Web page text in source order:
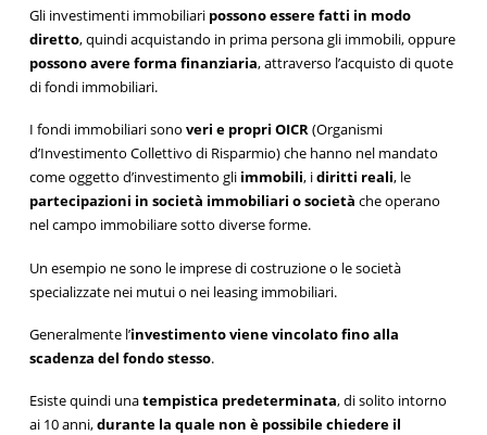
Gli investimenti immobiliari possono essere fatti in modo
diretto, quindi acquistando in prima persona gli immobili, oppure
possono avere forma finanziaria, attraverso l’acquisto di quote
di fondi immobiliari.
I fondi immobiliari sono veri e propri OICR(Organismi
d’Investimento Collettivo di Risparmio) che hanno nel mandato
come oggetto d’investimento gli immobili, idiritti reali, le
partecipazioni in società immobiliari o società che operano
nel campo immobiliare sotto diverse forme.
Un esempio ne sono le imprese di costruzione o le società
specializzate nei mutui o nei leasing immobiliari.
Generalmente l’investimento viene vincolato fino alla
scadenza del fondo stesso.
Esiste quindi unatempistica predeterminata, di solito intorno
ai 10 anni,durante la quale non è possibile chiedere il